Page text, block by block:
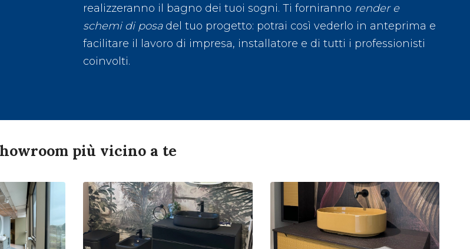
realizzeranno il bagno dei tuoi sogni. Ti forniranno render e
schemi di posadel tuo progetto: potrai così vederlo in anteprima e
facilitare il lavoro di impresa, installatore e di tutti i professionisti
coinvolti.
più vicino a te